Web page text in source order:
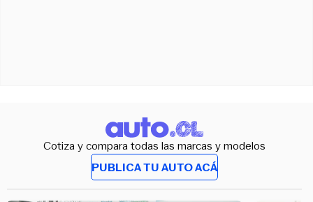
Cotiza y compara todas las marcas y modelos
PUBLICA TU AUTO ACÁ